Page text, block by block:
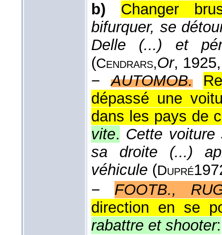
b)
Changer
bifurquer, se
Delle (...) et
(Cendrars,Or, 1925
−AUTOMOB.
dépassé une
dans les pays de
vite. Cette voiture
sa droite (...)
véhicule (Dupré
− FOOTB.,
direction en se
rabattre et shooter: